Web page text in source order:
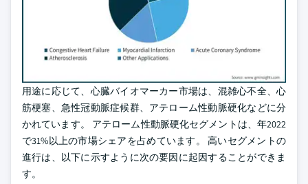
用途に応じて、心臓バイオマーカー市場は、混雑心不全、心
筋梗塞、急性冠動脈症候群、アテローム性動脈硬化などに分
かれています。 アテローム性動脈硬化セグメントは、年2022
で31%以上の市場シェアを占めています。 高いセグメントの
進行は、以下に示すように次の要因に起因することができま
す。